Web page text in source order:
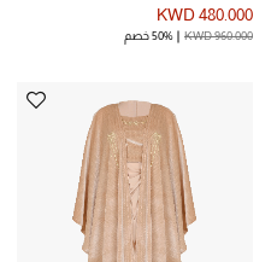
KWD 480.000
KWD 960.000 50% خصم